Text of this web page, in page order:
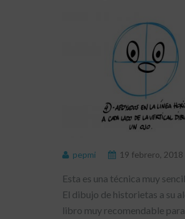
pepmi 19 febrero, 2018
Esta es una técnica muy
El dibujo de historietas a su
libro muy recomendable